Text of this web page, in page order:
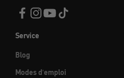
Service
Blog
Modes d'emploi